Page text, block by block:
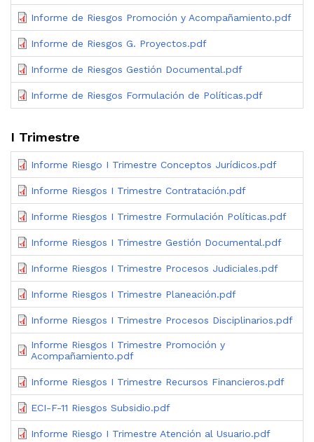
Informe de Riesgos Promoción y Acompañamiento.pdf
Informe de Riesgos G. Proyectos.pdf
Informe de Riesgos Gestión Documental.pdf
Informe de Riesgos Formulación de Políticas.pdf
I Trimestre
Informe Riesgo I Trimestre Conceptos Jurídicos.pdf
Informe Riesgos I Trimestre Contratación.pdf
Informe Riesgos I Trimestre Formulación Políticas.pdf
Informe Riesgos I Trimestre Gestión Documental.pdf
Informe Riesgos I Trimestre Procesos Judiciales.pdf
Informe Riesgos I Trimestre Planeación.pdf
Informe Riesgos I Trimestre Procesos Disciplinarios.pdf
Informe Riesgos I Trimestre Promoción y
Acompañamiento.pdf
Informe Riesgos I Trimestre Recursos Financieros.pdf
ECI-F-11 Riesgos Subsidio.pdf
Informe Riesgo I Trimestre Atención al Usuario.pdf